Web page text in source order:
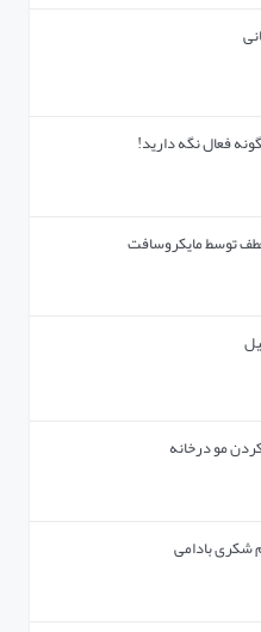
فعال نگه دارید!
توسط مایکروسافت
مو درخانه
شکری بادامی